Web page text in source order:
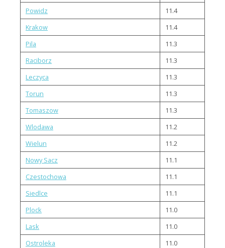
Powidz
11.4
Krakow
11.4
Pila
11.3
Raciborz
11.3
Leczyca
11.3
Torun
11.3
Tomaszow
11.3
Wlodawa
11.2
Wielun
11.2
Nowy Sacz
11.1
Czestochowa
11.1
Siedlce
11.1
Plock
11.0
Lask
11.0
Ostroleka
11.0